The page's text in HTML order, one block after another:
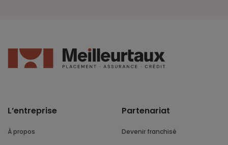
L’entreprise
À propos
Partenariat
Devenir franchisé